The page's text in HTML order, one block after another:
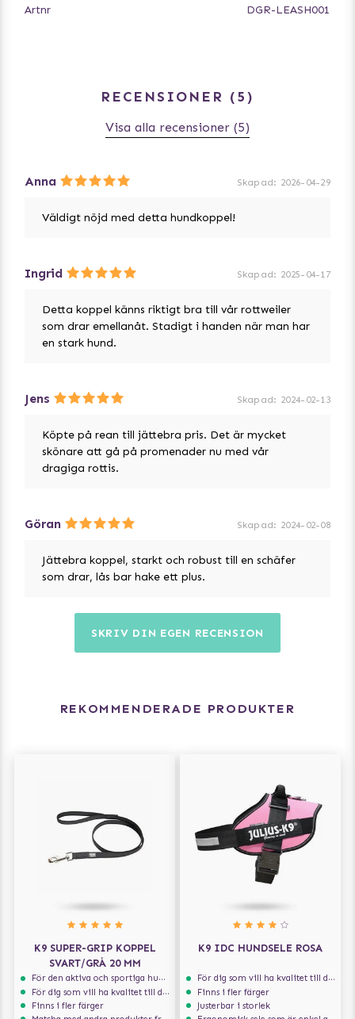
Artnr DGR-LEASH001
RECENSIONER 5
Visa alla recensioner (5)
Anna Skapad: 2026-04-29
Väldigt nöjd med detta hundkoppel!
Ingrid Skapad: 2025-04-17
Detta koppel känns riktigt bra till vår rottweiler
som drar emellanåt. Stadigt i handen när man har
en stark hund.
Jens Skapad: 2024-02-13
Köpte på rean till jättebra pris. Det är mycket
skönare att gå på promenader nu med vår
dragiga rottis.
Göran Skapad: 2024-02-08
Jättebra koppel, starkt och robust till en schäfer
som drar, lås bar hake ett plus.
SKRIV DIN EGEN RECENSION
REKOMMENDERADE PRODUKTER
K9 SUPER-GRIP KOPPEL
SVART/GRÅ 20 MM
För den aktiva och sportiga hunden
För dig som vill ha kvalitet till din hund!
Finns i fler färger
K9 IDC HUNDSELE ROSA
För dig som vill ha kvalitet till din hund!
Finns i fler färger
Justerbar i storlek